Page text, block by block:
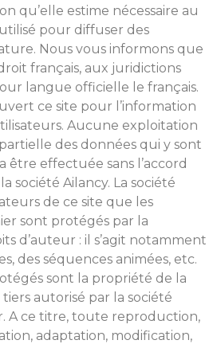
qu’elle estime nécessaire au
pour diffuser des
Nous vous informons que
français, aux juridictions
langue officielle le français.
ce site pour l’information
Aucune exploitation
des données qui y sont
être effectuée sans l’accord
société Ailancy. La société
de ce site que les
sont protégés par la
d’auteur : il s’agit notamment
des séquences animées, etc.
sont la propriété de la
autorisé par la société
A ce titre, toute reproduction,
adaptation, modification,